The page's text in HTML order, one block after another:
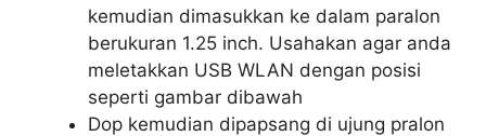
kemudian dimasukkan ke dalam paralon
berukuran 1.25 inch. Usahakan agar anda
meletakkan USB WLAN dengan posisi
seperti gambar dibawah
Dop kemudian dipapsang di ujung pralon